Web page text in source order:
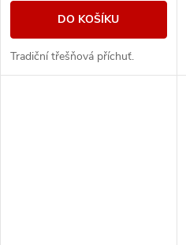
DO KOŠÍKU
Tradiční třešňová příchuť.